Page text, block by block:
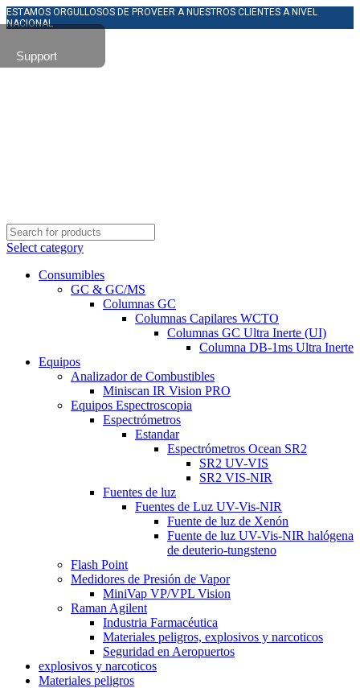
ESTAMOS ORGULLOSOS DE PROVEER A NUESTROS CLIENTES A NIVEL
NACIONAL
Select category
Consumibles
GC & GC/MS
Columnas GC
Columnas Capilares WCTO
Columnas GC Ultra Inerte (UI)
Columna DB-1ms Ultra Inerte
Equipos
Analizador de Combustibles
Miniscan IR Vision PRO
Equipos Espectroscopia
Espectrómetros
Estandar
Espectrómetros Ocean SR2
SR2 UV-VIS
SR2 VIS-NIR
Fuentes de luz
Fuentes de Luz UV-Vis-NIR
Fuente de luz de Xenón
Fuente de luz UV-Vis-NIR halógena
de deuterio-tungsteno
Flash Point
Medidores de Presión de Vapor
MiniVap VP/VPL Vision
Raman Agilent
Industria Farmacéutica
Materiales peligros, explosivos y narcoticos
Seguridad en Aeropuertos
explosivos y narcoticos
Materiales peligros
Support